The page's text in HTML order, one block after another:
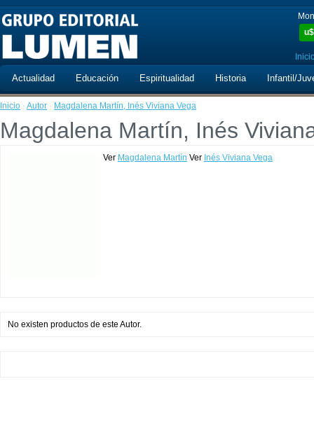
u$
Actualidad Educación Espiritualidad Historia Infantil/
Inicio · Autor · Magdalena Martín, Inés Viviana Vega
Magdalena Martín, Inés
Ver Magdalena Martín Ver Inés Viviana Vega
No existen productos de este Autor.